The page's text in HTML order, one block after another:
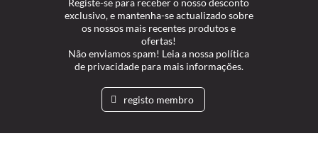
exclusivo, e mantenha-se actualizado sobre
os nossos mais recentes produtos e
ofertas!
Não enviamos spam! Leia a nossa política
de privacidade para mais informações.
registo membro